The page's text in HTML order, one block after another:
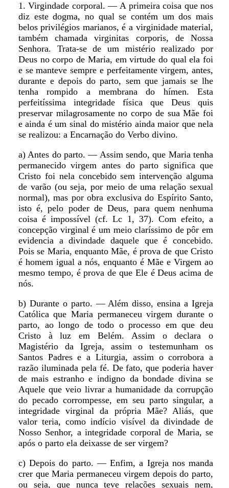
1. Virgindade corporal. — A primeira coisa que nos
diz este dogma, no qual se contém um dos mais
belos privilégios marianos, é a virginidade material,
também chamada virginitas corporis, de Nossa
Senhora. Trata-se de um mistério realizado por
Deus no corpo de Maria, em virtude do qual ela foi
e se manteve sempre e perfeitamente virgem, antes,
durante e depois do parto, sem que jamais se lhe
tenha rompido a membrana do hímen. Esta
perfeitíssima integridade física que Deus quis
preservar milagrosamente no corpo de sua Mãe foi
e ainda é um sinal do mistério ainda maior que nela
se realizou: a Encarnação do Verbo divino.
a) Antes do parto. — Assim sendo, que Maria tenha
permanecido virgem antes do parto significa que
Cristo foi nela concebido sem intervenção alguma
de varão (ou seja, por meio de uma relação sexual
normal), mas por obra exclusiva do Espírito Santo,
isto é, pelo poder de Deus, para quem nenhuma
coisa é impossível (cf. Lc 1, 37). Com efeito, a
concepção virginal é um meio claríssimo de pôr em
evidencia a divindade daquele que é concebido.
Pois se Maria, enquanto Mãe, é prova de que Cristo
é homem igual a nós, enquanto é Mãe e Virgem ao
mesmo tempo, é prova de que Ele é Deus acima de
nós.
b) Durante o parto. — Além disso, ensina a Igreja
Católica que Maria permaneceu virgem durante o
parto, ao longo de todo o processo em que deu
Cristo à luz em Belém. Assim o declara o
Magistério da Igreja, assim o testemunham os
Santos Padres e a Liturgia, assim o corrobora a
razão iluminada pela fé. De fato, que poderia haver
de mais estranho e indigno da bondade divina se
Aquele que veio livrar a humanidade da corrupção
do pecado corrompesse, em seu parto singular, a
integridade virginal da própria Mãe? Aliás, que
valor teria, como indício visível da divindade de
Nosso Senhor, a integridade corporal de Maria, se
após o parto ela deixasse de ser virgem?
c) Depois do parto. — Enfim, a Igreja nos manda
crer que Maria permaneceu virgem depois do parto,
ou seja, que nunca teve relações sexuais nem,